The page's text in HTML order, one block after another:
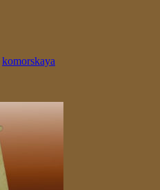
komorskaya